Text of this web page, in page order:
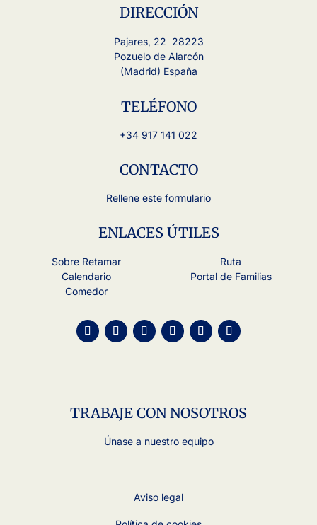
DIRECCIÓN
Pajares, 22 28223
Pozuelo de Alarcón
(Madrid) España
TELÉFONO
+34 917 141 022
CONTACTO
Rellene este formulario
ENLACES ÚTILES
Sobre Retamar
Calendario
Comedor
Ruta
Portal de Familias
TRABAJE CON NOSOTROS
Únase a nuestro equipo
Aviso legal